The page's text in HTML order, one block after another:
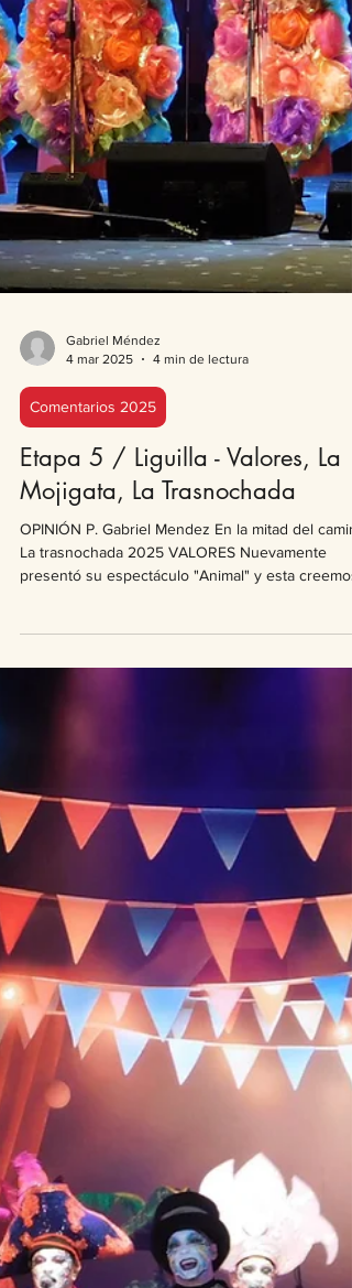
4 mar 2025
4 min de lectura
Comentarios 2025
Etapa 5 / Liguilla - Valores, La
Mojigata, La Trasnochada
rubros técnicos muy importante la comparsa de
Ansina (última campeona) sacó a relucir sus
pergaminos y dejó la vara alta en la categoría. Un
conjunto que volvió a cantar muy bien, a bailar
bien y a contar su historia de forma impecable. Su
mirada rupturista pero, respetuosa de la tradició